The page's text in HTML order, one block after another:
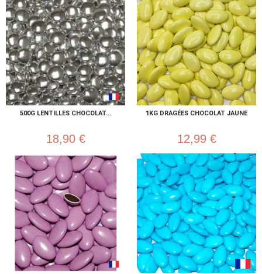
500G LENTILLES CHOCOLAT...
18,90 €
1KG DRAGÉES CHOCOLAT JAUNE
12,99 €